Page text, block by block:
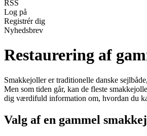
RSS
Log på
Registrér dig
Nyhedsbrev
Restaurering af
Smakkejoller er traditionelle danske
Men som tiden går, kan de fleste
dig værdifuld information om, hvordan du
Valg af en gammel